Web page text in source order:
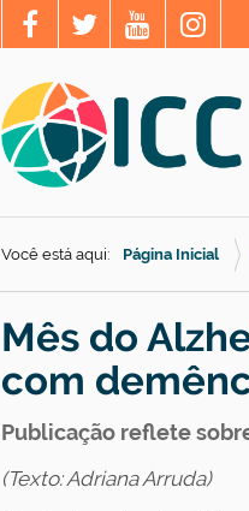
Você está aqui: Página Inicial
Mês do
com
Publicação reflete
(Texto: Adriana Arruda)